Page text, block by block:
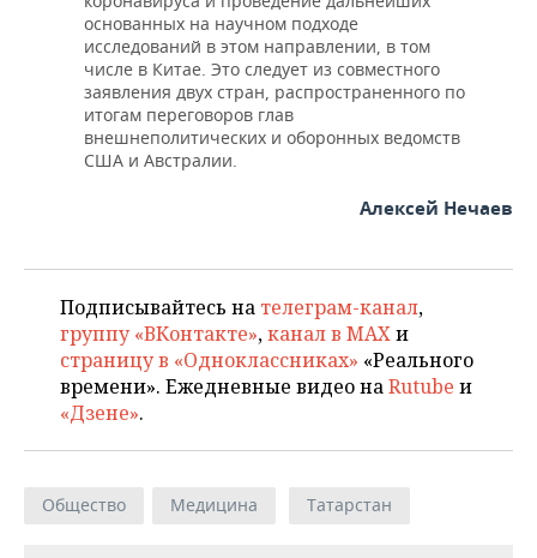
основанных на научном подходе
исследований в этом направлении, в том
числе в Китае. Это следует из совместного
заявления двух стран, распространенного по
итогам переговоров глав
внешнеполитических и оборонных ведомств
США и Австралии.
Алексей Нечаев
Подписывайтесь на телеграм-канал,
группу «ВКонтакте»,канал в MAXи
страницу в «Одноклассниках» «Реального
времени». Ежедневные видео наRutube и
«Дзене».
Общество Медицина Татарстан